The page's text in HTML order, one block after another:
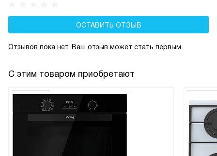
ОСТАВИТЬ ОТЗЫВ
Отзывов пока нет, Ваш отзыв может стать первым.
С этим товаром приобретают